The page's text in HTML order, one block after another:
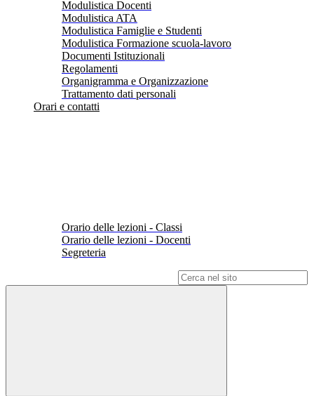
Modulistica Docenti
Modulistica ATA
Modulistica Famiglie e Studenti
Modulistica Formazione scuola-lavoro
Documenti Istituzionali
Regolamenti
Organigramma e Organizzazione
Trattamento dati personali
Orari e contatti
Orario delle lezioni - Classi
Orario delle lezioni - Docenti
Segreteria